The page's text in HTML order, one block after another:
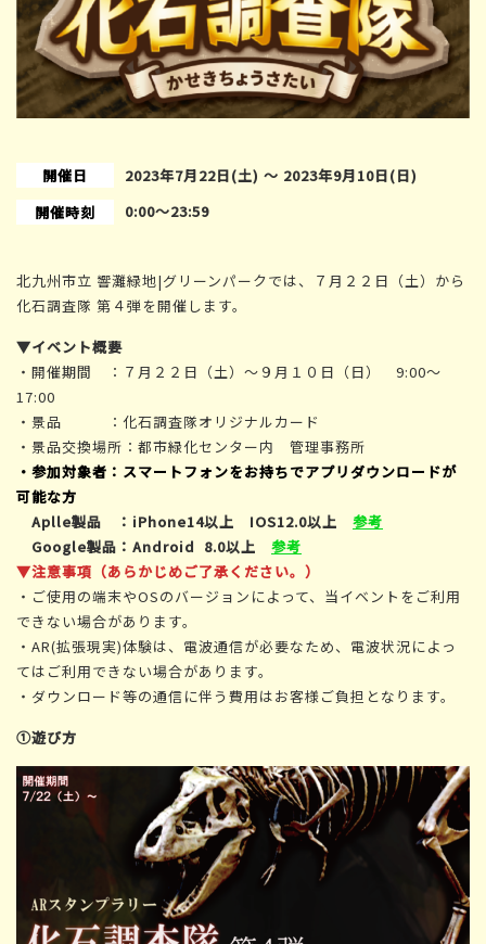
開催日
2023年7月22日(土) 〜 2023年9月10日(日)
開催時刻
0:00〜23:59
北九州市立 響灘緑地|グリーンパークでは、７月２２日（土）から
化石調査隊 第４弾を開催します。
▼イベント概要
・開催期間 ：７月２２日（土）～９月１０日（日） 9:00～
17:00
・景品 ：化石調査隊オリジナルカード
・景品交換場所：都市緑化センター内 管理事務所
・参加対象者：スマートフォンをお持ちでアプリダウンロードが
可能な方
Aplle製品 ：iPhone14以上 IOS12.0以上 参考
Google製品：Android 8.0以上 参考
▼注意事項（あらかじめご了承ください。）
・ご使用の端末やOSのバージョンによって、当イベントをご利用
できない場合があります。
・AR(拡張現実)体験は、電波通信が必要なため、電波状況によっ
てはご利用できない場合があります。
・ダウンロード等の通信に伴う費用はお客様ご負担となります。
①遊び方